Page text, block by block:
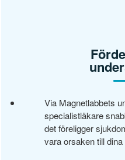
Via Magnetlabbets
specialistläkare
det föreligger
vara orsaken till